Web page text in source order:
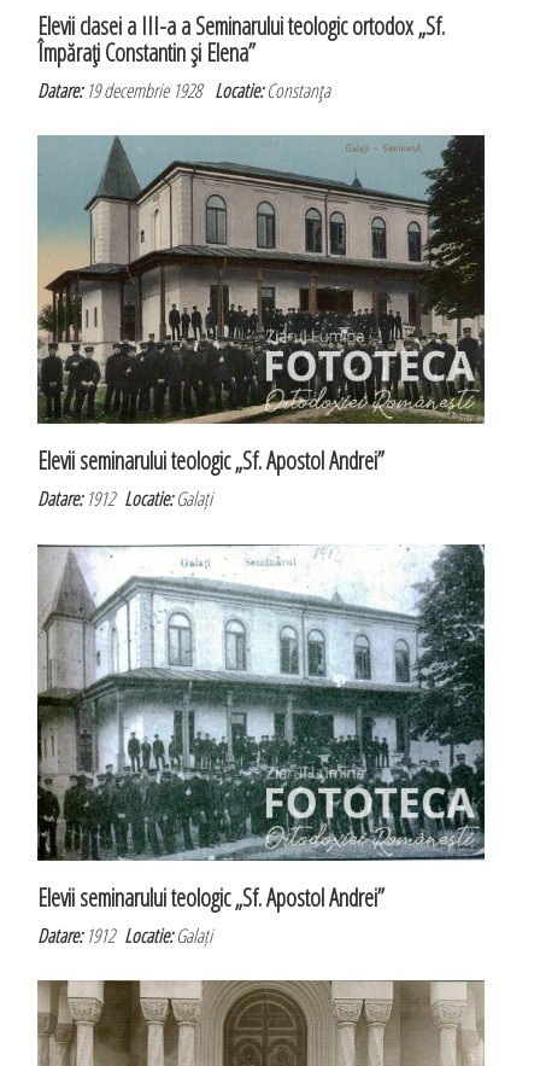
Elevii clasei a III-a a Seminarului teologic ortodox „Sf.
Împăraţi Constantin şi Elena”
Datare:19 decembrie 1928 Locatie:Constanţa
Elevii seminarului teologic „Sf. Apostol Andrei”
Datare:1912Locatie:Galați
Elevii seminarului teologic „Sf. Apostol Andrei”
Datare:1912Locatie:Galați